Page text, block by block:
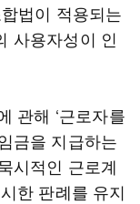
법이 적용되는
사용자성이 인
관해 ‘근로자를
금을 지급하는
시적인 근로계
한 판례를 유지